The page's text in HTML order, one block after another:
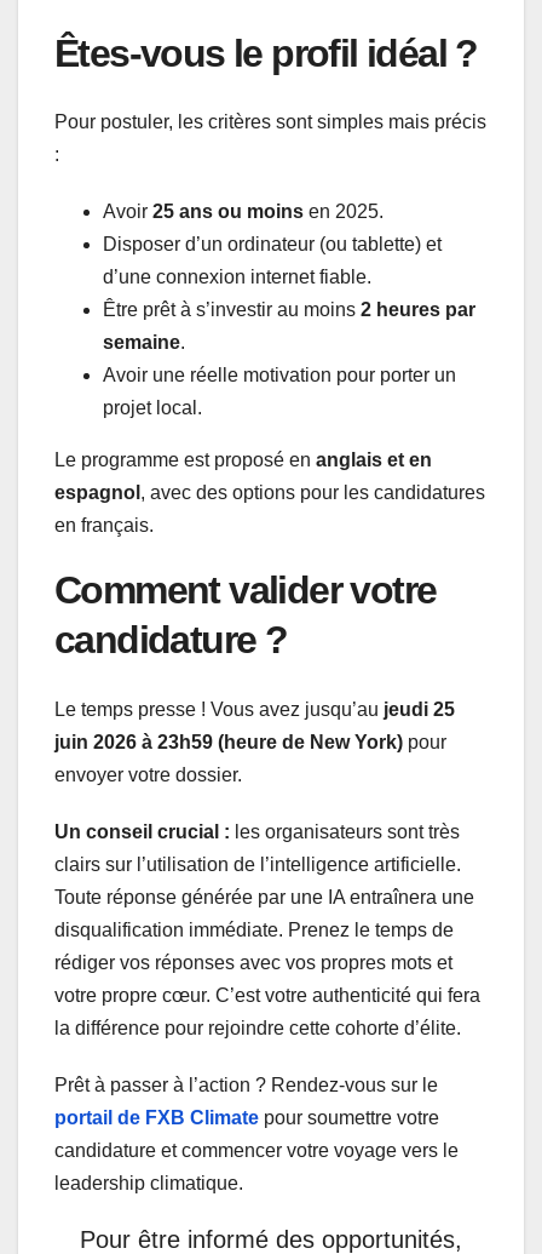
Êtes-vous le profil idéal ?
Pour postuler, les critères sont simples mais précis
:
Avoir 25 ans ou moins en 2025.
Disposer d’un ordinateur (ou tablette) et
d’une connexion internet fiable.
Être prêt à s’investir au moins 2 heures par
semaine.
Avoir une réelle motivation pour porter un
projet local.
Le programme est proposé en anglais et en
espagnol , avec des options pour les candidatures
en français.
Comment valider votre
candidature ?
Le temps presse ! Vous avez jusqu’au jeudi 25
juin 2026 à 23h59 (heure de New York) pour
envoyer votre dossier.
Un conseil crucial : les organisateurs sont très
clairs sur l’utilisation de l’intelligence artificielle.
Toute réponse générée par une IA entraînera une
disqualification immédiate. Prenez le temps de
rédiger vos réponses avec vos propres mots et
votre propre cœur. C’est votre authenticité qui fera
la différence pour rejoindre cette cohorte d’élite.
Prêt à passer à l’action ? Rendez-vous sur le
portail de FXB Climate pour soumettre votre
candidature et commencer votre voyage vers le
leadership climatique.
Pour être informé des opportunités,